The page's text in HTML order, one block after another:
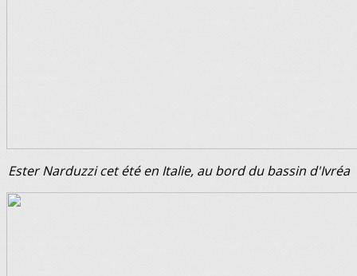
Ester Narduzzi cet été en Italie, au bord du bassin d'Ivréa